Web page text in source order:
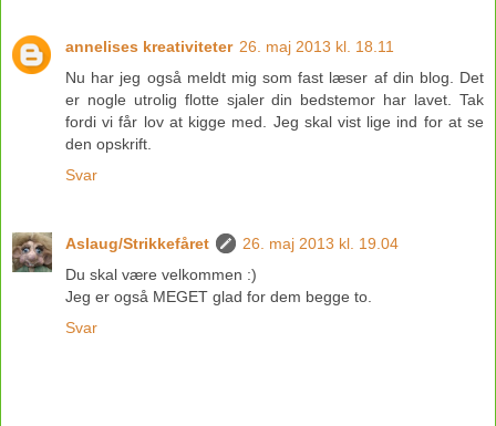
annelises kreativiteter 26. maj 2013 kl. 18.11
Nu har jeg også meldt mig som fast læser af din blog. Det
er nogle utrolig flotte sjaler din bedstemor har lavet. Tak
fordi vi får lov at kigge med. Jeg skal vist lige ind for at se
den opskrift.
Svar
Aslaug/Strikkefåret
26. maj 2013 kl. 19.04
Du skal være velkommen :)
Jeg er også MEGET glad for dem begge to.
Svar